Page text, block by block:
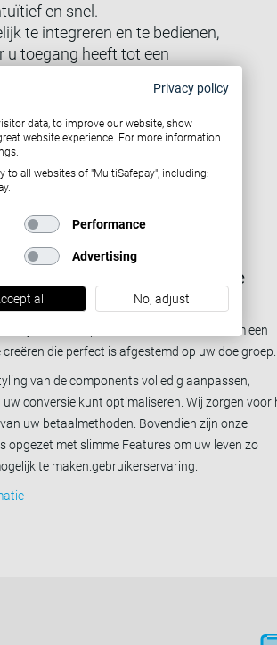
en snel.
te integreren en te bedienen,
u toegang heeft tot een
onze documentatie
perfecte checkout met onze
betaaloplossingen
Payment Components als bouwstenen om een
die perfect is afgestemd op uw doelgroep.
van de components volledig aanpassen,
conversie kunt optimaliseren. Wij zorgen voor
uw betaalmethoden. Bovendien zijn onze
opgezet met slimme Features om uw leven zo
te maken.gebruikerservaring.
Privacy policy
data, to improve our website, show
website experience. For more information
to all websites of "MultiSafepay", including:
Performance
Advertising
all No, adjust